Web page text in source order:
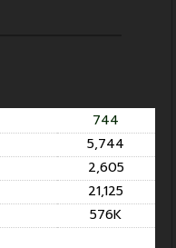
744
5,744
2,605
21,125
576K